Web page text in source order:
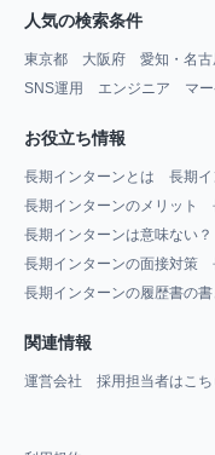
人気の検索条件
東京都 大阪府 愛知・名古
SNS運用
エンジニア マ
お役立ち情報
長期インターンとは
長期
長期インターンのメリット
長期インターンは意味ない？
長期インターンの面接対策
長期インターンの履歴書の
関連情報
運営会社 採用担当者はこち